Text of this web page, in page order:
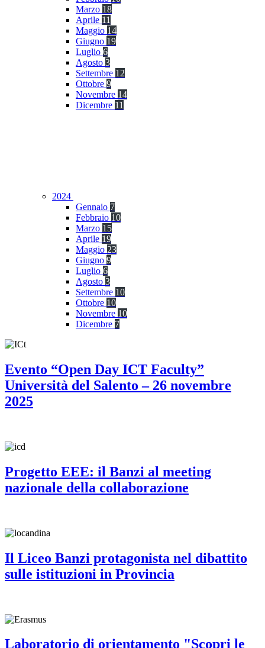
Marzo 18
Aprile 11
Maggio 14
Giugno 19
Luglio 6
Agosto 3
Settembre 12
Ottobre 9
Novembre 14
Dicembre 11
2024
Gennaio 7
Febbraio 10
Marzo 15
Aprile 19
Maggio 23
Giugno 9
Luglio 6
Agosto 3
Settembre 10
Ottobre 10
Novembre 10
Dicembre 7
Evento “Open Day ICT Faculty”
Università del Salento – 26 novembre
2025
Progetto EEE: il Banzi al meeting
nazionale della collaborazione
Il Liceo Banzi protagonista nel dibattito
sulle istituzioni in Provincia
Laboratorio di orientamento "Scopri le